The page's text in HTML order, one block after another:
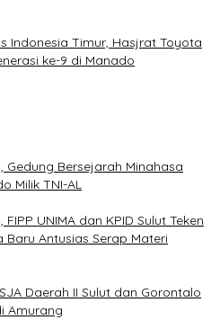
Indonesia Timur, Hasjrat Toyota
ke-9 di Manado
Gedung Bersejarah Minahasa
Milik TNI-AL
UNIMA dan KPID Sulut Teken
Baru Antusias Serap Materi
Daerah II Sulut dan Gorontalo
Amurang